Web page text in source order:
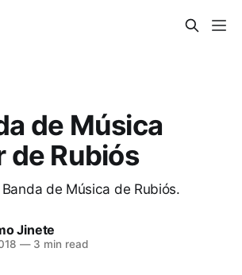
de Música
de Rubiós
de Música de Rubiós.
Jinete
—3 min read